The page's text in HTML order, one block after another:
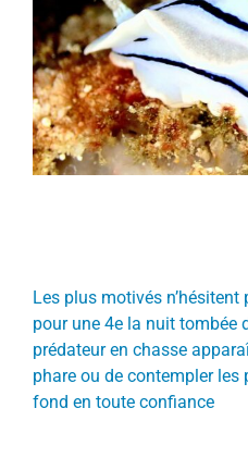
Les plus motivés n’hésitent
pour une 4ela nuit tombée
prédateur en chasse
phare ou de contempler
fond en toute confiance